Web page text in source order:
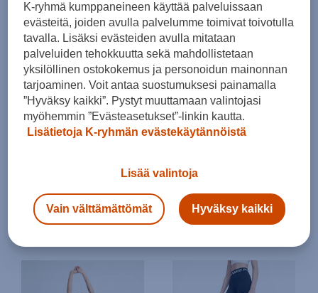
95,00 €
29,99 €
Norm. hinta:44,99€
30pv alin hinta: 34,99€
Nimble Tights Wmn - treenitrikoot
(0)
ICANIWILL
(2)
K-ryhmä kumppaneineen käyttää palveluissaan
evästeitä, joiden avulla palvelumme toimivat toivotulla
tavalla. Lisäksi evästeiden avulla mitataan
palveluiden tehokkuutta sekä mahdollistetaan
yksilöllinen ostokokemus ja personoidun mainonnan
tarjoaminen. Voit antaa suostumuksesi painamalla
”Hyväksy kaikki”. Pystyt muuttamaan valintojasi
myöhemmin ”Evästeasetukset”-linkin kautta.
Lisätietoja K-ryhmän evästekäytännöistä
Lisää valintoja
Vain välttämättömät Hyväksy kaikki